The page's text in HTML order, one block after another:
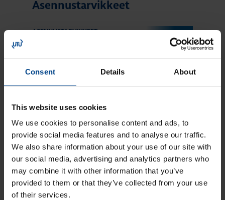
Consent Details About
This website uses cookies
We use cookies to personalise content and ads, to
provide social media features and to analyse our traffic.
We also share information about your use of our site with
our social media, advertising and analytics partners who
may combine it with other information that you’ve
provided to them or that they’ve collected from your use
of their services.
Asennustarvikkeet
ASENNUSTARVIKKEET
Berker-
tuotemerkin alle
24.11.2025
Lukuaika: 4 min
Domovea –
älykodin toiminnot
yhdessä
järjestelmässä
ASENNUSTARVIKKEET